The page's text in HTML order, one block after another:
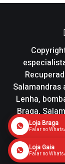
Salamandras
Lenha,
Braga,
Vmc |
Loja Braga
Falar no
Loja Gaia
Falar no